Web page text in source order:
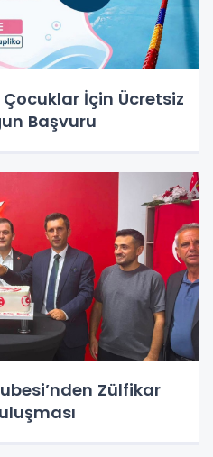
Çocuklar İçin Ücretsiz
Başvuru
Zülfikar